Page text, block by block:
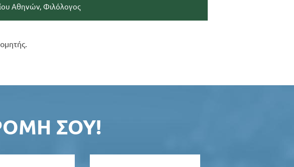
Αθηνών, Φιλόλογος
ΣΟΥ!